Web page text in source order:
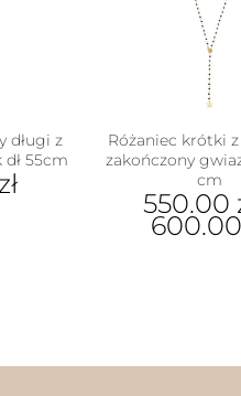
długi z
55cm
zł
Różaniec krótki
zakończony
cm
550.00
600.00